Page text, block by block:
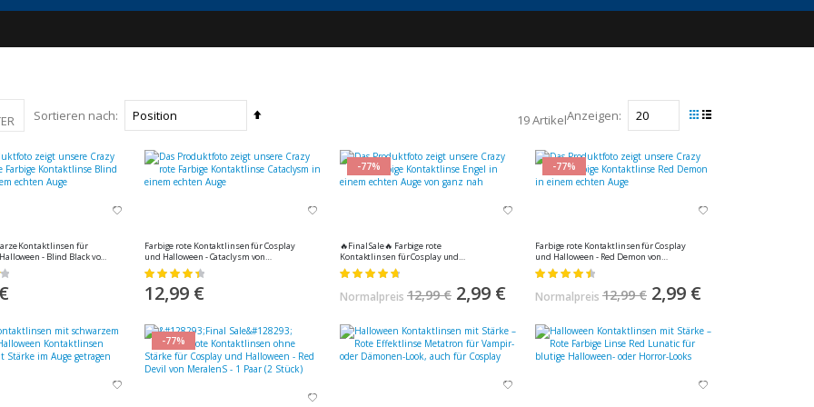
Sortieren nach
In
19ArtikelAnzeigen
Ansicht
Raster
Liste
Kontaktlinsen für
- Blind Black von
(2 Stück)
Farbige rote Kontaktlinsen für Cosplay
und Halloween - Cataclysm von
MeralenS - 1 Paar (2 Stück)
Bewertung:
91%
12,99 €
-77%
🔥Final Sale🔥 Farbige rote
Kontaktlinsen für Cosplay und
Halloween - Engel von MeralenS - 1 Paar
(2 Stück)
Bewertung:
Normalpreis 12,99 € Sonderangebot
2,99 €
-77%
Farbige rote Kontaktlinsen für Cosplay
und Halloween - Red Demon von
MeralenS - 1 Paar (2 Stück)
Bewertung:
Normalpreis 12,99 € Sonderangebot
2,99 €
-77%